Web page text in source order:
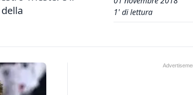
1' di lettura